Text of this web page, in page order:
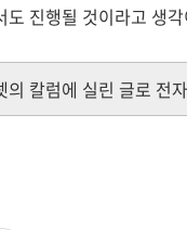
진행될 것이라고 생
칼럼에 실린 글로 전